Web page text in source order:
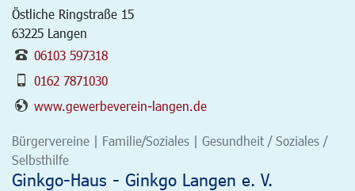
Östliche Ringstraße 15
63225 Langen
06103 597318
0162 7871030
www.gewerbeverein-langen.de
Bürgervereine | Familie/Soziales | Gesundheit / Soziales /
Selbsthilfe
Ginkgo-Haus - Ginkgo Langen e. V.